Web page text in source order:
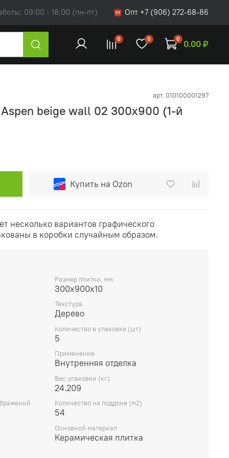
09:00 - 18:00 (пн-пт) ☎ Опт +7 (906) 272-68-86
0 0 0 0.00 ₽
арт. 010100001297
beige wall 02 300х900 (1-й
Купить на Ozon
несколько вариантов графического
в коробки случайным образом.
Размер плитки, мм
300х900х10
Текстура
Дерево
Количество в упаковке (шт)
5
Применение
Внутренняя отделка
Вес упаковки (кг)
24.209
Количество на поддоне (м2)
54
Основной материал
Керамическая плитка